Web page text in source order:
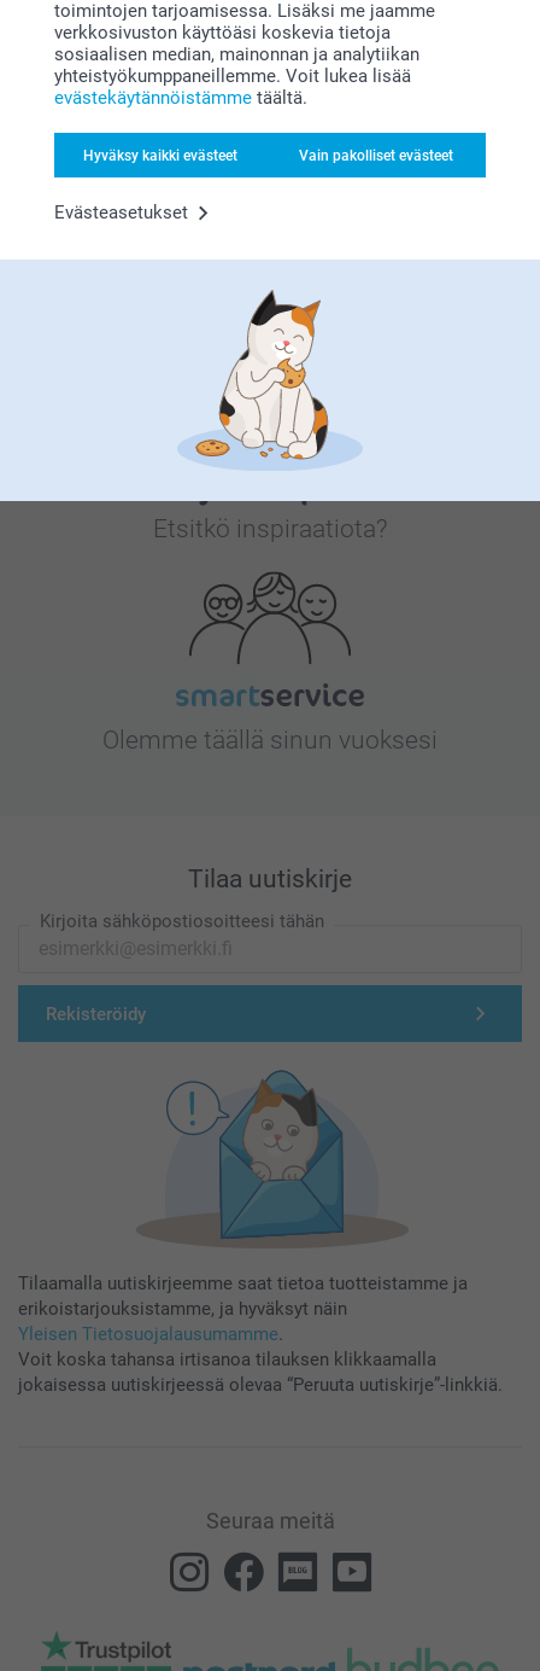
toimintojen tarjoamisessa. Lisäksi me jaamme
verkkosivuston käyttöäsi koskevia tietoja
sosiaalisen median, mainonnan ja analytiikan
yhteistyökumppaneillemme. Voit lukea lisää
evästekäytännöistämme täältä.
Hyväksy kaikki evästeet Vain pakolliset evästeet
Evästeasetukset
Tyytyväisyystakuu
Bonusta kaikista tilauksista
Etsitkö inspiraatiota?
Olemme täällä sinun vuoksesi
Tilaa uutiskirje
Kirjoita sähköpostiosoitteesi tähän
Rekisteröidy
Tilaamalla uutiskirjeemme saat tietoa tuotteistamme ja
erikoistarjouksistamme, ja hyväksyt näin
Yleisen Tietosuojalausumamme.
Voit koska tahansa irtisanoa tilauksen klikkaamalla
jokaisessa uutiskirjeessä olevaa “Peruuta uutiskirje”-linkkiä.
Seuraa meitä